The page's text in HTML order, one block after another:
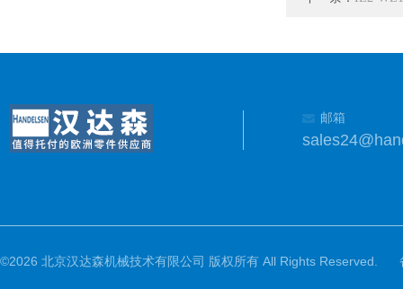
邮箱
©2026 北京汉达森机械技术有限公司 版权所有 All Rights Reserved.